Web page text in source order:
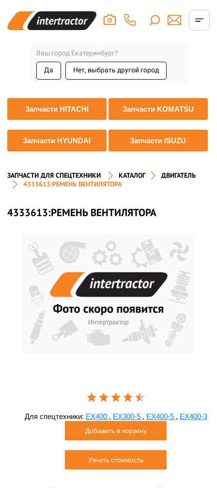
Ваш город Екатеринбург?
Да Нет, выбрать другой город
Запчасти HITACHI Запчасти KOMATSU
Запчасти HYUNDAI Запчасти ISUZU
ЗАПЧАСТИ ДЛЯ СПЕЦТЕХНИКИ КАТАЛОГ
ДВИГАТЕЛЬ
4333613:РЕМЕНЬ ВЕНТИЛЯТОРА
4333613:РЕМЕНЬ ВЕНТИЛЯТОРА
Для спецтехники: EX400 , EX300-5 , EX400-5 , EX400-3
Добавить в корзину
Узнать стоимость